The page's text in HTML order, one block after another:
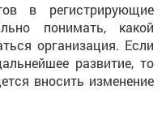
в регистрирующие
понимать, какой
организация. Если
развитие, то
вносить изменение